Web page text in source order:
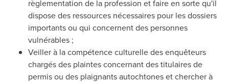
règlementation de la profession et faire en sorte qu'il
dispose des ressources nécessaires pour les dossiers
importants ou qui concernent des personnes
vulnérables ;
Veiller à la compétence culturelle des enquêteurs
chargés des plaintes concernant des titulaires de
permis ou des plaignants autochtones et chercher à